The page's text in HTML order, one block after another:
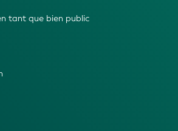
tant que bien public